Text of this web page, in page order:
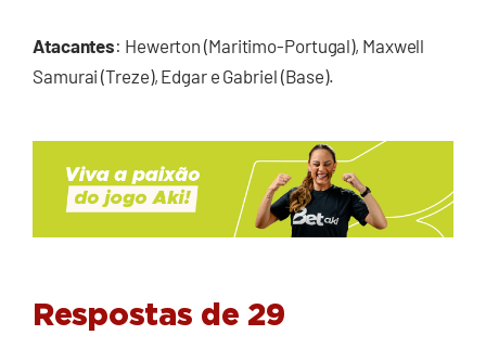
Atacantes: Hewerton (Maritimo-Portugal), Maxwell
Samurai (Treze), Edgar e Gabriel (Base).
Respostas de 29